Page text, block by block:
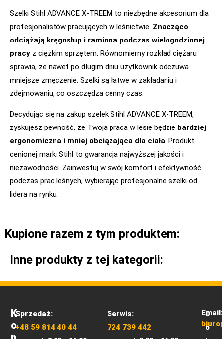
Szelki Stihl ADVANCE X-TREEM to niezbędne akcesorium dla
profesjonalistów pracujących w leśnictwie. Znacząco
odciążają kręgosłup i ramiona podczas wielogodzinnej
pracy z ciężkim sprzętem. Równomierny rozkład ciężaru
sprawia, że nawet po długim dniu użytkownik odczuwa
mniejsze zmęczenie. Szelki są łatwe w zakładaniu i
zdejmowaniu, co oszczędza cenny czas.
Decydując się na zakup szelek Stihl ADVANCE X-TREEM,
zyskujesz pewność, że Twoja praca w lesie będzie bardziej
ergonomiczna i mniej obciążająca dla ciała. Produkt
cenionej marki Stihl to gwarancja najwyższej jakości i
niezawodności. Zainwestuj w swój komfort i efektywność
podczas prac leśnych, wybierając profesjonalne szelki od
lidera na rynku.
Kupione razem z tym produktem:
Inne produkty z tej kategorii:
K
O
Sprzedaż:
+48 59 814 40 44
Serwis:
724 739 442
Email:
D
o